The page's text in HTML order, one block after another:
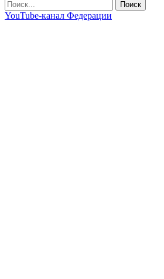
YouTube-канал Федерации